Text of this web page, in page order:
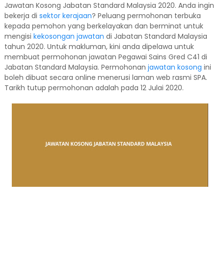
Jawatan Kosong Jabatan Standard Malaysia 2020. Anda ingin
bekerja di sektor kerajaan? Peluang permohonan terbuka
kepada pemohon yang berkelayakan dan berminat untuk
mengisi kekosongan jawatan di Jabatan Standard Malaysia
tahun 2020. Untuk makluman, kini anda dipelawa untuk
membuat permohonan jawatan Pegawai Sains Gred C41 di
Jabatan Standard Malaysia. Permohonan jawatan kosong ini
boleh dibuat secara online menerusi laman web rasmi SPA.
Tarikh tutup permohonan adalah pada 12 Julai 2020.